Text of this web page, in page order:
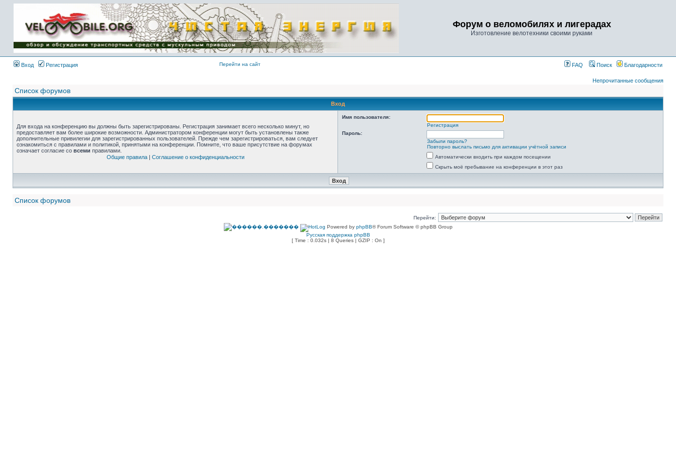
Форум о веломобилях и лигерадах
Изготовление велотехники своими руками
Вход Регистрация Перейти на сайт FAQ Поиск Благодарности
Непрочитанные сообщения
Список форумов
Вход
Для входа на конференцию вы должны быть зарегистрированы. Регистрация занимает всего несколько минут, но
предоставляет вам более широкие возможности. Администратором конференции могут быть установлены также
дополнительные привилегии для зарегистрированных пользователей. Прежде чем зарегистрироваться, вам следует
ознакомиться с правилами и политикой, принятыми на конференции. Помните, что ваше присутствие на форумах
означает согласие со всеми правилами.
Общие правила| Соглашение о конфиденциальности
Имя пользователя:
Регистрация
Пароль:
Забыли пароль?
Повторно выслать письмо для активации учётной записи
Автоматически входить при каждом посещении
Скрыть моё пребывание на конференции в этот раз
Список форумов
Перейти:
Powered by phpBB® Forum Software © phpBB Group
Русская поддержка phpBB
[ Time : 0.032s | 8 Queries | GZIP : On ]